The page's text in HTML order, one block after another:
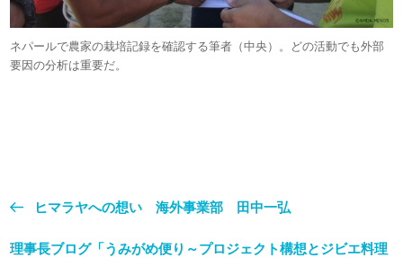
ネパールで農家の栽培記録を確認する筆者（中央）。どの活動でも外部
要因の分析は重要だ。
ヒマラヤへの想い 海外事業部 田中一弘
理事長ブログ「うみがめ便り～プロジェクト構想とジビエ料理